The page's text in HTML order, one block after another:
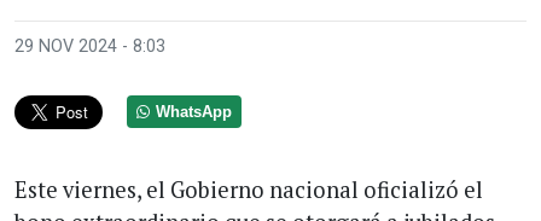
29 NOV 2024 - 8:03
WhatsApp
Este viernes, el Gobierno nacional oficializó el